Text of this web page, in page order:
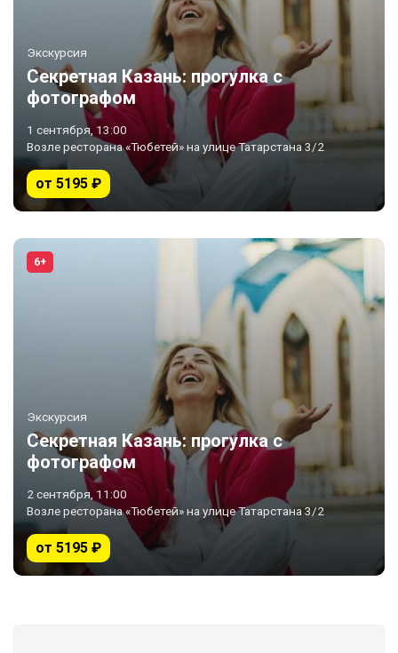
Экскурсия
Секретная Казань: прогулка с
фотографом
1 сентября, 13:00
Возле ресторана «Тюбетей» на улице Татарстана 3/2
от 5195 ₽
6+
Экскурсия
Секретная Казань: прогулка с
фотографом
2 сентября, 11:00
Возле ресторана «Тюбетей» на улице Татарстана 3/2
от 5195 ₽